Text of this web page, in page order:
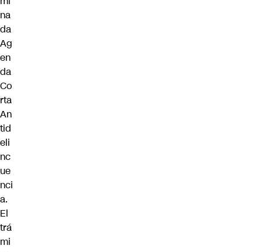
na
da
Ag
en
da
Co
rta
An
tid
eli
nc
ue
nci
a.
El
trá
mi